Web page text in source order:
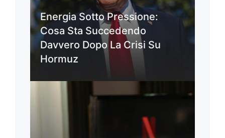
Energia Sotto Pressione:
Cosa Sta Succedendo
Davvero Dopo La Crisi Su
Hormuz